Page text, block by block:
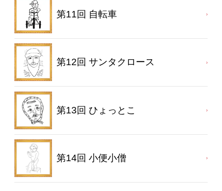
第11回 自転車
第12回 サンタクロース
第13回 ひょっとこ
第14回 小便小僧